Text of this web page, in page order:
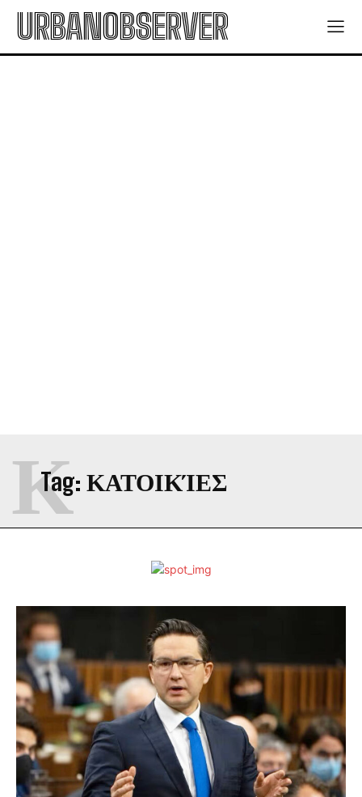
URBANOBSERVER
Tag: ΚΑΤΟΙΚΊΕΣ
Κ